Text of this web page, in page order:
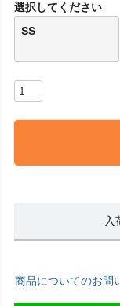
選択してください
SS
入
商品についてのお問